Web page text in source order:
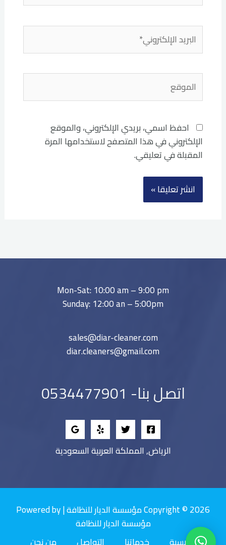
البريد
الإلكتروني*
احفظ اسمي، بريدي الإلكتروني، والموقع
الإلكتروني في هذا المتصفح لاستخدامها المرة
المقبلة في تعليقي.
Mon-Sat: 10:00 am – 9:00 pm
Sunday: 12:00 an – 5:00pm
sales@diar-cleaner.com
diar.cleaners@gmail.com
اتصل بنا- 0534477901
الرياض, المملكة العربية السعودية
Copyright © 2026 مؤسسة الديار للنظافة | Powered by
مؤسسة الديار للنظافة